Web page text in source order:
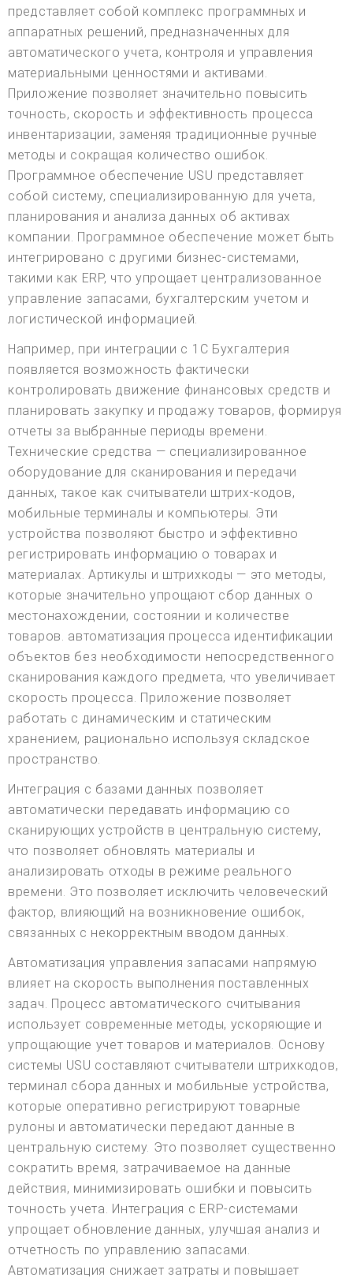
представляет собой комплекс программных и
аппаратных решений, предназначенных для
автоматического учета, контроля и управления
материальными ценностями и активами.
Приложение позволяет значительно повысить
точность, скорость и эффективность процесса
инвентаризации, заменяя традиционные ручные
методы и сокращая количество ошибок.
Программное обеспечение USU представляет
собой систему, специализированную для учета,
планирования и анализа данных об активах
компании. Программное обеспечение может быть
интегрировано с другими бизнес-системами,
такими как ERP, что упрощает централизованное
управление запасами, бухгалтерским учетом и
логистической информацией.
Например, при интеграции с 1С Бухгалтерия
появляется возможность фактически
контролировать движение финансовых средств и
планировать закупку и продажу товаров, формируя
отчеты за выбранные периоды времени.
Технические средства — специализированное
оборудование для сканирования и передачи
данных, такое как считыватели штрих-кодов,
мобильные терминалы и компьютеры. Эти
устройства позволяют быстро и эффективно
регистрировать информацию о товарах и
материалах. Артикулы и штрихкоды — это методы,
которые значительно упрощают сбор данных о
местонахождении, состоянии и количестве
товаров. автоматизация процесса идентификации
объектов без необходимости непосредственного
сканирования каждого предмета, что увеличивает
скорость процесса. Приложение позволяет
работать с динамическим и статическим
хранением, рационально используя складское
пространство.
Интеграция с базами данных позволяет
автоматически передавать информацию со
сканирующих устройств в центральную систему,
что позволяет обновлять материалы и
анализировать отходы в режиме реального
времени. Это позволяет исключить человеческий
фактор, влияющий на возникновение ошибок,
связанных с некорректным вводом данных.
Автоматизация управления запасами напрямую
влияет на скорость выполнения поставленных
задач. Процесс автоматического считывания
использует современные методы, ускоряющие и
упрощающие учет товаров и материалов. Основу
системы USU составляют считыватели штрихкодов,
терминал сбора данных и мобильные устройства,
которые оперативно регистрируют товарные
рулоны и автоматически передают данные в
центральную систему. Это позволяет существенно
сократить время, затрачиваемое на данные
действия, минимизировать ошибки и повысить
точность учета. Интеграция с ERP-системами
упрощает обновление данных, улучшая анализ и
отчетность по управлению запасами.
Автоматизация снижает затраты и повышает